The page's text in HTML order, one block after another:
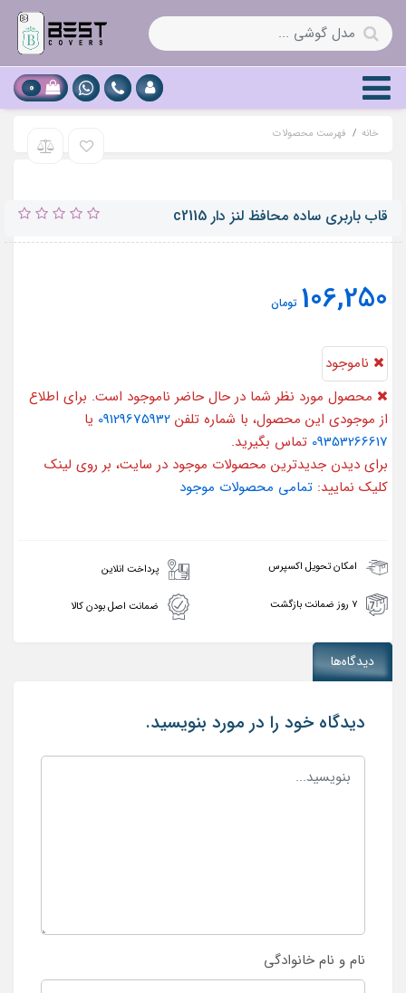
0
خانه فهرست محصولات
قاب باربری ساده محافظ لنز دار c2115
106,250 تومان
ناموجود
محصول مورد نظر شما در حال حاضر ناموجود است. برای اطلاع
از موجودی این محصول، با شماره تلفن 09129675932 یا
09353266617 تماس بگیرید.
برای دیدن جدیدترین محصولات موجود در سایت، بر روی لینک
کلیک نمایید: تمامی محصولات موجود
امکان تحویل اکسپرس پرداخت انلاین
۷ روز ضمانت بازگشت ضمانت اصل بودن کالا
دیدگاه‌ها
دیدگاه خود را در مورد بنویسید.
نام و نام خانوادگی